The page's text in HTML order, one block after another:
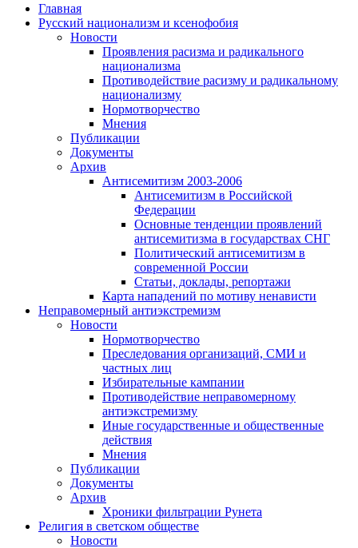
Главная
Русский национализм и ксенофобия
Новости
Проявления расизма и радикального
национализма
Противодействие расизму и радикальному
национализму
Нормотворчество
Мнения
Публикации
Документы
Архив
Антисемитизм 2003-2006
Антисемитизм в Российской
Федерации
Основные тенденции проявлений
антисемитизма в государствах СНГ
Политический антисемитизм в
современной России
Статьи, доклады, репортажи
Карта нападений по мотиву ненависти
Неправомерный антиэкстремизм
Новости
Нормотворчество
Преследования организаций, СМИ и
частных лиц
Избирательные кампании
Противодействие неправомерному
антиэкстремизму
Иные государственные и общественные
действия
Мнения
Публикации
Документы
Архив
Хроники фильтрации Рунета
Религия в светском обществе
Новости